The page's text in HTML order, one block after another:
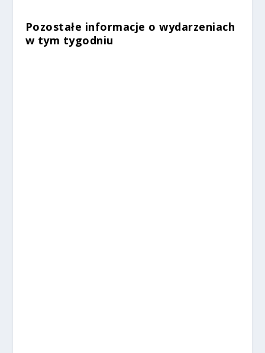
Pozostałe informacje o wydarzeniach
w tym tygodniu